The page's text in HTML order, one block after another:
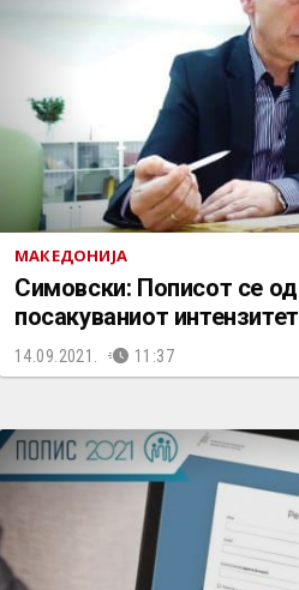
МАКЕДОНИЈА
Симовски: Пописот се
посакуваниот интензитет
14.09.2021. 11:37